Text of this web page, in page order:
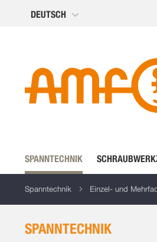
Direkt
DEUTSCH
SPANNTECHNIK
Spanntechnik Einzel- und
SPANNTECHNIK